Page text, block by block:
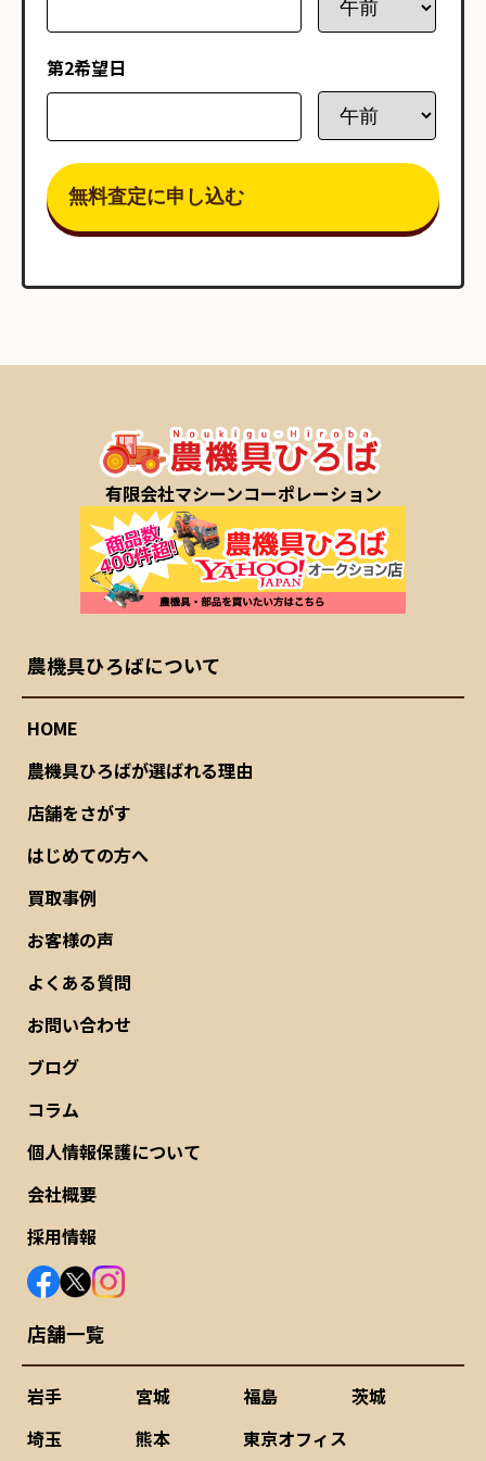
第2希望日
有限会社マシーンコーポレーション
農機具ひろばについて
HOME
農機具ひろばが選ばれる理由
店舗をさがす
はじめての方へ
買取事例
お客様の声
よくある質問
お問い合わせ
ブログ
コラム
個人情報保護について
会社概要
採用情報
店舗一覧
岩手 宮城 福島
茨城
埼玉
熊本 東京オフィス